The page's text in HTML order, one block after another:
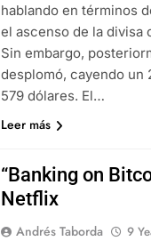
hablando en términos
el ascenso de la divisa
Sin embargo,
desplomó, cayendo un
579 dólares. El…
Leer más
“Banking on
Netflix
Andrés Taborda 9